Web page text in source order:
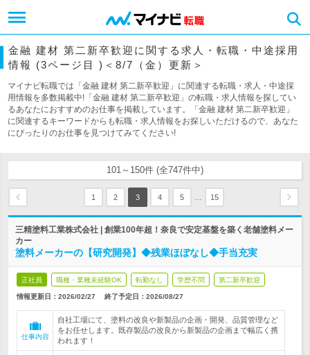
金融 建材 第二新卒歓迎に関する求人・転職・中途採用
情報 (3ページ目 )＜8/7（金）更新＞
マイナビ転職では「金融 建材 第二新卒歓迎」に関連する転職・求人・中途採
用情報を多数掲載中!「金融 建材 第二新卒歓迎」の転職・求人情報を探してい
るあなたにおすすめのお仕事を掲載しています。「金融 建材 第二新卒歓迎」
に関連するキーワードからも転職・求人情報をお探しいただけるので、あなた
にぴったりのお仕事を見つけてみてください!
101～150件 (全747件中)
1 2 3 4 5 15
三精塗料工業株式会社 | 創業100年超！奈良で安定基盤を築く老舗塗料メー
カー
塗料メーカーの【研究開発】◆残業ほぼなし◆手当充実
正社員 職種・業種未経験OK 転勤なし 学歴不問 第二新卒歓迎
情報更新日：2026/02/27 終了予定日： 2026/08/27
仕事内容
自社工場にて、塗料の改良や新製品の企画・開発、品質管理など
をお任せします。既存製品の改良から新製品の企画まで幅広く携
われます！